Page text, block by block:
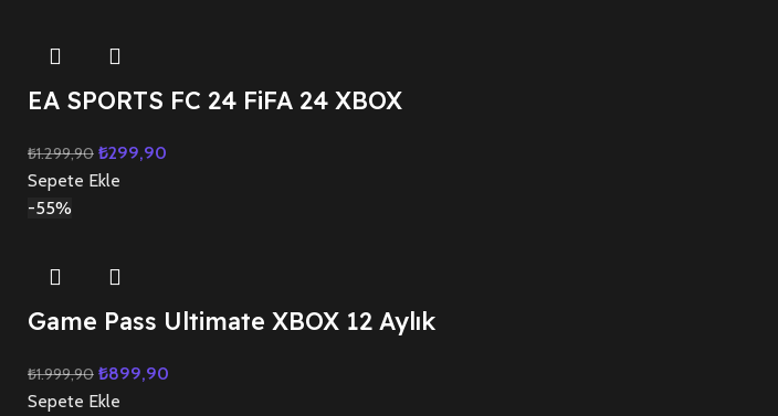
EA SPORTS FC 24 FiFA 24 XBOX
₺1.299,90 ₺299,90
Sepete Ekle
-55%
Game Pass Ultimate XBOX 12 Aylık
₺1.999,90 ₺899,90
Sepete Ekle